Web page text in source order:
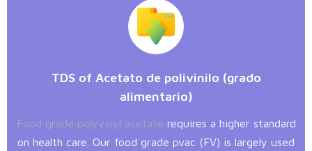
TDS of Acetato de polivinilo (grado
alimentario)
Food grade polyvinyl acetate requires a higher standard
on health care. Our food grade pvac (FV) is largely used